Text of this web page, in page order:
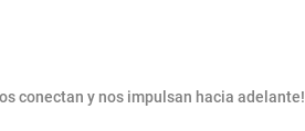
conectan y nos impulsan hacia adelante!